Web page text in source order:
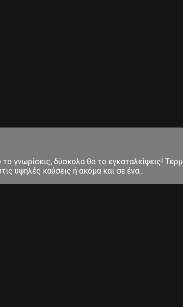
γνωρίσεις, δύσκολα θα το εγκαταλείψεις!
υψηλές καύσεις ή ακόμα και σε ένα...